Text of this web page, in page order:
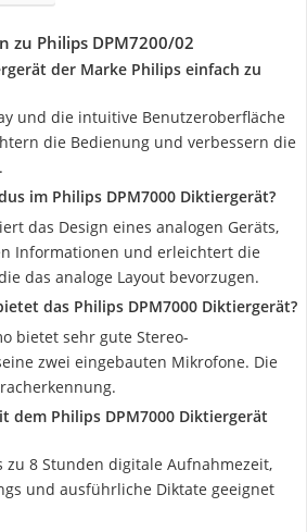
zu ‎Philips ‎DPM7200/02
der Marke Philips einfach zu
und die intuitive Benutzeroberfläche
die Bedienung und verbessern die
im Philips DPM7000 Diktiergerät?
das Design eines analogen Geräts,
Informationen und erleichtert die
das analoge Layout bevorzugen.
das Philips DPM7000 Diktiergerät?
bietet sehr gute Stereo-
zwei eingebauten Mikrofone. Die
dem Philips DPM7000 Diktiergerät
zu 8 Stunden digitale Aufnahmezeit,
und ausführliche Diktate geeignet